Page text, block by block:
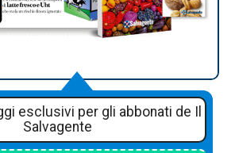
esclusivi per gli abbonati de Il
Salvagente